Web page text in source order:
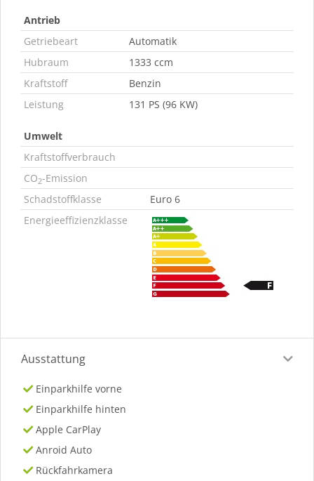
Antrieb
Getriebeart
Automatik
Hubraum
1333 ccm
Kraftstoff
Benzin
Leistung
131 PS (96 KW)
Umwelt
Kraftstoffverbrauch
CO2-Emission
Schadstoffklasse
Euro 6
Energieeffizienzklasse
Ausstattung
Einparkhilfe vorne
Einparkhilfe hinten
Apple CarPlay
Anroid Auto
Rückfahrkamera